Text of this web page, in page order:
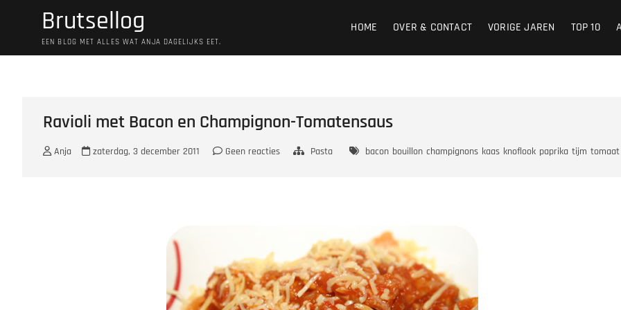
Brutsellog
EEN BLOG MET ALLES WAT ANJA DAGELIJKS EET.
HOME OVER & CONTACT VORIGE JAREN TOP 10
Ravioli met Bacon en Champignon-Tomatensaus
Anja zaterdag, 3 december 2011 Geen reacties Pasta bacon bouillon champignons kaas knoflook paprika tijm tomaat